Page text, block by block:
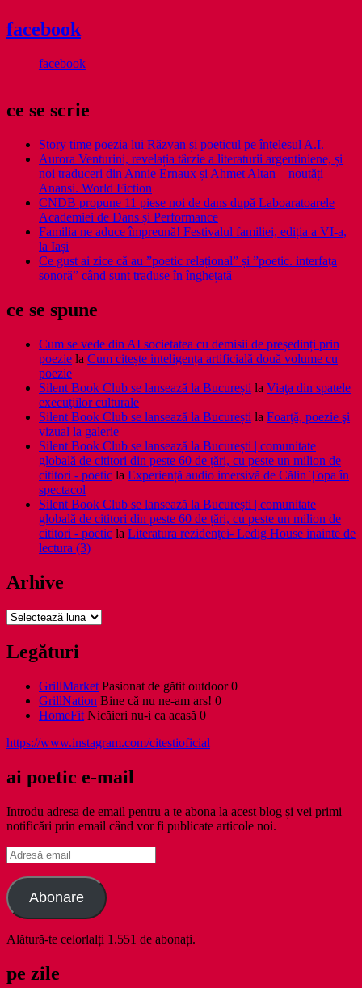
facebook
facebook
ce se scrie
Story time poezia lui Răzvan și poeticul pe înțelesul A.I.
Aurora Venturini, revelația târzie a literaturii argentiniene, și
noi traduceri din Annie Ernaux și Ahmet Altan – noutăți
Anansi. World Fiction
CNDB propune 11 piese noi de dans după Laboaratoarele
Academiei de Dans și Performance
Familia ne aduce împreună! Festivalul familiei, ediția a VI-a,
la Iași
Ce gust ai zice că au ”poetic relațional” și ”poetic. interfața
sonoră” când sunt traduse în înghețată
ce se spune
Cum se vede din AI societatea cu demisii de președinți prin
poezie la Cum citește inteligența artificială două volume cu
poezie
Silent Book Club se lansează la București la Viaţa din spatele
execuţiilor culturale
Silent Book Club se lansează la București la Foarţă, poezie şi
vizual la galerie
Silent Book Club se lansează la București | comunitate
globală de cititori din peste 60 de țări, cu peste un milion de
cititori - poetic la Experiență audio imersivă de Călin Țopa în
spectacol
Silent Book Club se lansează la București | comunitate
globală de cititori din peste 60 de țări, cu peste un milion de
cititori - poetic la Literatura rezidenţei- Ledig House inainte de
lectura (3)
Arhive
Arhive
Legături
GrillMarket Pasionat de gătit outdoor 0
GrillNation Bine că nu ne-am ars! 0
HomeFit Nicăieri nu-i ca acasă 0
https://www.instagram.com/citestioficial
ai poetic e-mail
Introdu adresa de email pentru a te abona la acest blog și vei primi
notificări prin email când vor fi publicate articole noi.
Adresă
email
Abonare
Alătură-te celorlalți 1.551 de abonați.
pe zile